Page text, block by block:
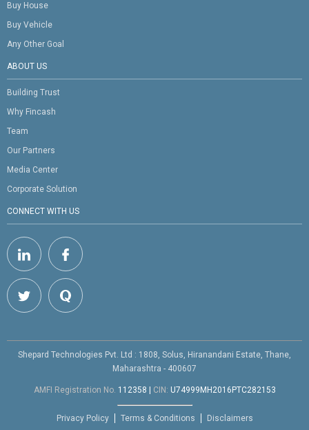
Buy House
Buy Vehicle
Any Other Goal
ABOUT US
Building Trust
Why Fincash
Team
Our Partners
Media Center
Corporate Solution
CONNECT WITH US
Shepard Technologies Pvt. Ltd : 1808, Solus, Hiranandani Estate, Thane,
Maharashtra - 400607
AMFI Registration No. 112358 CIN: U74999MH2016PTC282153
Privacy Policy Terms & Conditions Disclaimers